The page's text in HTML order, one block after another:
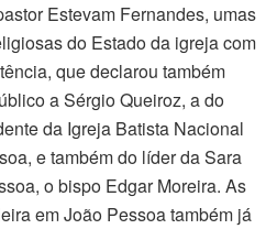
Estevam Fernandes, umas
do Estado da igreja com
que declarou também
a Sérgio Queiroz, a do
da Igreja Batista Nacional
e também do líder da Sara
o bispo Edgar Moreira. As
em João Pessoa também já